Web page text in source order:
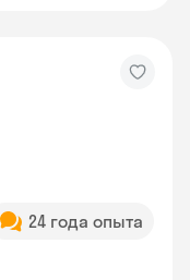
24 года опыта